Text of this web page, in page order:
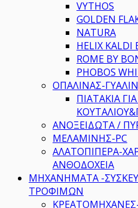
VYTHOS
GOLDEN
NATURA
HELIX KALDI
ROME BY
PHOBOS
ΟΠΑΛΙΝΑΣ-
ΠΙΑΤΑΚΙΑ
ΑΝΟΞΕΙΔΩΤΑ /
ΜΕΛΑΜΙΝΗΣ-PC
ΑΛΑΤΟΠΙΠΕΡΑ-
ΑΝΘΟΔΟΧΕΙΑ
ΜΗΧΑΝΗΜΑΤΑ -
ΤΡΟΦΙΜΩΝ